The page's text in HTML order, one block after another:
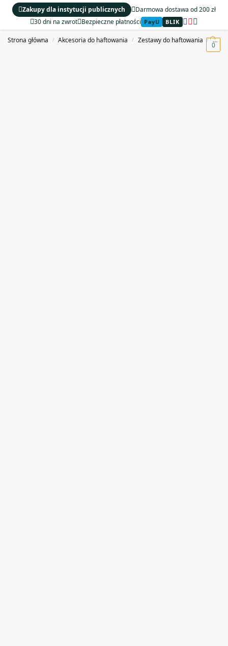
Darmowa dostawa od 200 zł
30 dni na zwrot Bezpieczne płatności PayU BLIK
Zakupy dla instytucji publicznych
MENU
0
Strona główna / Akcesoria do haftowania / Zestawy do haftowania /